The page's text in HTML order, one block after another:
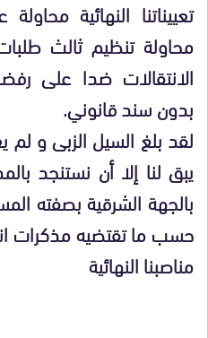
تعييناتنا النهائية
محاولة تنظيم ثالث
الانتقالات ضدا على
بدون سند قانوني.
لقد بلغ السيل الزبى و لم
يبق لنا إلا أن نستنجد
بالجهة الشرقية بصفته
حسب ما تقتضيه مذكرات
مناصبنا النهائية